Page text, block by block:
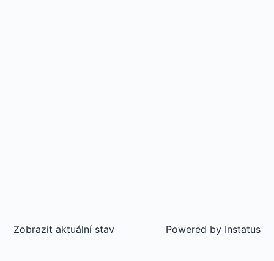
Zobrazit aktuální stav Powered by Instatus